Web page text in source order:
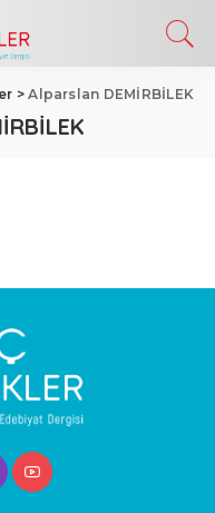
>Alparslan DEMİRBİLEK